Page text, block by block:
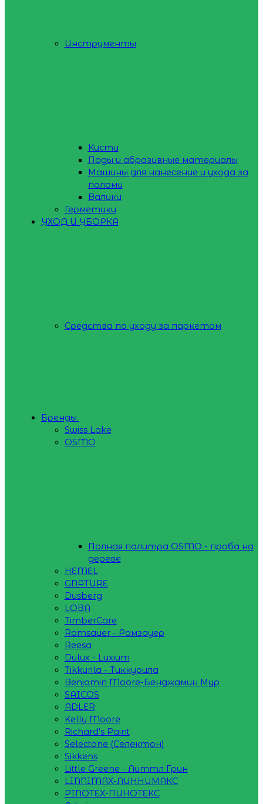
Инструменты
Кисти
Пады и абразивные материалы
Машины для нанесение и ухода за
полами
Валики
Герметики
УХОД И УБОРКА
Средства по уходу за паркетом
Бренды
Swiss Lake
OSMO
Полная палитра OSMO - проба на
дереве
HEMEL
GNATURE
Dusberg
LOBA
TimberCare
Ramsauer - Рамзауер
Reesa
Dulux - Luxium
Tikkurila - Тиккурила
Benjamin Moore-Бенджамин Мур
SAICOS
ADLER
Kelly Moore
Richard's Paint
Selectone (Селектон)
Sikkens
Little Greene - Литтл Грин
LINNIMAX-ЛИННИМАКС
PINOTEX-ПИНОТЕКС